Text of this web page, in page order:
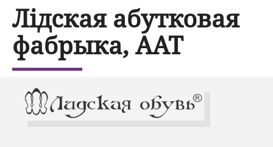
Лідская абутковая
фабрыка, ААТ